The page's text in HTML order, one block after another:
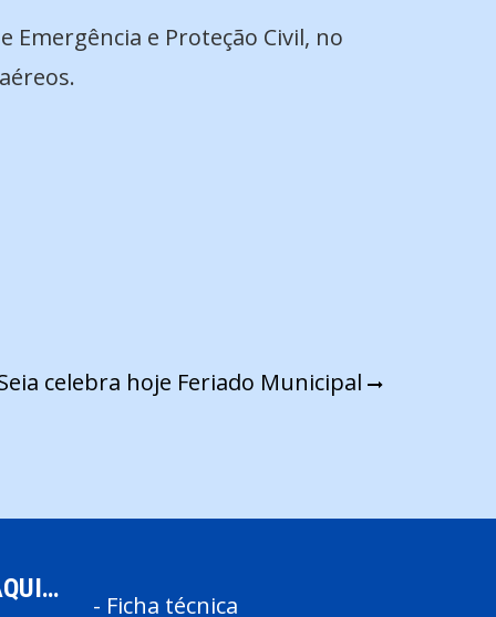
e Proteção Civil, no
celebra hoje Feriado Municipal
- Ficha técnica